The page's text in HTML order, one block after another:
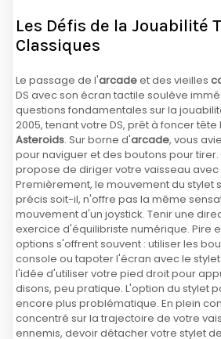
Les Défis de la Jouabilité
Classiques
Le passage de l'arcadeet des vieilles
DS avec son écran tactile soulève
questions fondamentales sur la
2005, tenant votre DS, prêt à foncer
Asteroids. Sur borne d'arcade, vous
pour naviguer et des boutons pour tirer.
propose de diriger votre vaisseau avec
Premièrement, le mouvement du stylet
précis soit-il, n'offre pas la même
mouvement d'un joystick. Tenir une
exercice d'équilibriste numérique. Pire
options s'offrent souvent : utiliser les
console ou tapoter l'écran avec le
l'idée d'utiliser votre pied droit pour
disons, peu pratique. L'option du stylet
encore plus problématique. En plein
concentré sur la trajectoire de votre
ennemis, devoir détacher votre stylet